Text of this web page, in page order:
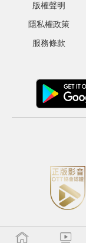
版權聲明
隱私權政策
服務條款